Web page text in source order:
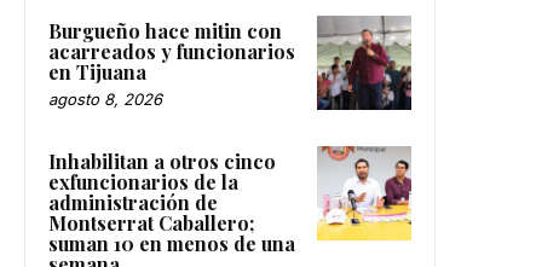
Burgueño hace mitin con
acarreados y funcionarios
en Tijuana
agosto 8, 2026
Inhabilitan a otros cinco
exfuncionarios de la
administración de
Montserrat Caballero;
suman 10 en menos de una